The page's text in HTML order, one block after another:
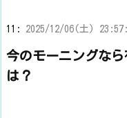
11: 2025/12/06(土)
今のモーニングな
は？